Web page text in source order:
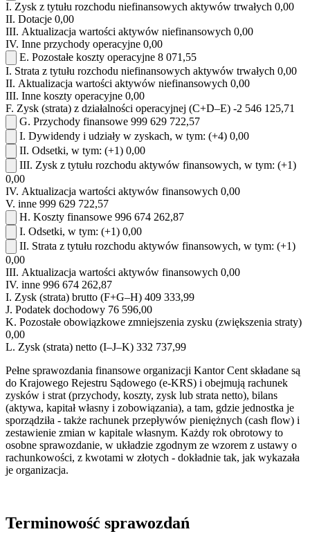
I. Zysk z tytułu rozchodu niefinansowych aktywów trwałych 0,00
II. Dotacje 0,00
III. Aktualizacja wartości aktywów niefinansowych 0,00
IV. Inne przychody operacyjne 0,00
E. Pozostałe koszty operacyjne 8 071,55
I. Strata z tytułu rozchodu niefinansowych aktywów trwałych 0,00
II. Aktualizacja wartości aktywów niefinansowych 0,00
III. Inne koszty operacyjne 0,00
F. Zysk (strata) z działalności operacyjnej (C+D–E) -2 546 125,71
G. Przychody finansowe 999 629 722,57
I. Dywidendy i udziały w zyskach, w tym: (+4) 0,00
II. Odsetki, w tym: (+1) 0,00
III. Zysk z tytułu rozchodu aktywów finansowych, w tym: (+1)
0,00
IV. Aktualizacja wartości aktywów finansowych 0,00
V. inne 999 629 722,57
H. Koszty finansowe 996 674 262,87
I. Odsetki, w tym: (+1) 0,00
II. Strata z tytułu rozchodu aktywów finansowych, w tym: (+1)
0,00
III. Aktualizacja wartości aktywów finansowych 0,00
IV. inne 996 674 262,87
I. Zysk (strata) brutto (F+G–H) 409 333,99
J. Podatek dochodowy 76 596,00
K. Pozostałe obowiązkowe zmniejszenia zysku (zwiększenia straty)
0,00
L. Zysk (strata) netto (I–J–K) 332 737,99
Pełne sprawozdania finansowe organizacji Kantor Cent składane są
do Krajowego Rejestru Sądowego (e-KRS) i obejmują rachunek
zysków i strat (przychody, koszty, zysk lub strata netto), bilans
(aktywa, kapitał własny i zobowiązania), a tam, gdzie jednostka je
sporządziła - także rachunek przepływów pieniężnych (cash flow) i
zestawienie zmian w kapitale własnym. Każdy rok obrotowy to
osobne sprawozdanie, w układzie zgodnym ze wzorem z ustawy o
rachunkowości, z kwotami w złotych - dokładnie tak, jak wykazała
je organizacja.
Terminowość sprawozdań